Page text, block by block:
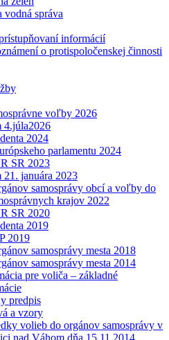
vodná správa
informácií
o protispoločenskej činnosti
voľby 2026
4.júla2026
2024
parlamentu 2024
SR 2023
21. januára 2023
samosprávy obcí a voľby do
krajov 2022
SR 2020
2019
2019
samosprávy mesta 2018
samosprávy mesta 2014
pre voliča – základné
predpis
a vzory
volieb do orgánov samosprávy v